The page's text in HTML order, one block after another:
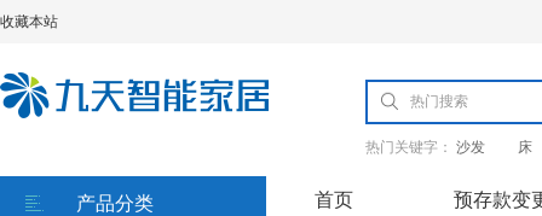
收藏本站
热门关键字： 沙发 床
产品分类 首页 预存款变